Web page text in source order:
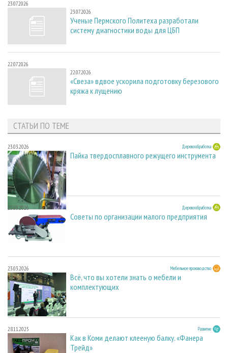
23.07.2026
23.07.2026
Ученые Пермского Политеха разработали
систему диагностики воды для ЦБП
22.07.2026
22.07.2026
«Свеза» вдвое ускорила подготовку березового
кряжа к лущению
СТАТЬИ ПО ТЕМЕ
23.03.2026 Деревообработка
Пайка твердосплавного режущего инструмента
23.03.2026 Деревообработка
Советы по организации малого предприятия
23.03.2026 Мебельное производство
Всё, что вы хотели знать о мебели и
комплектующих
28.11.2025 Развитие
Как в Коми делают клееную балку. «Фанера
Трейд»